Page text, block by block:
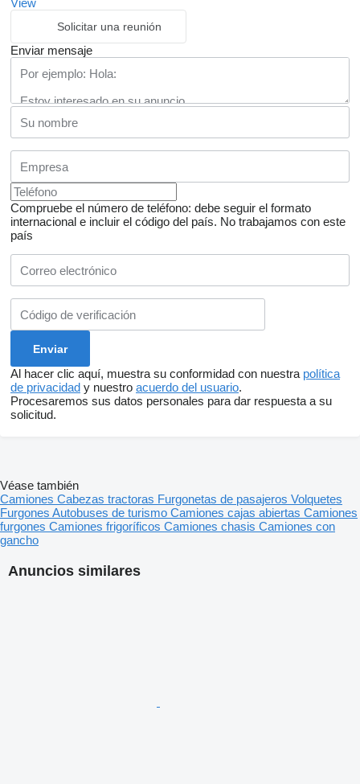
View
Solicitar una reunión
Enviar mensaje
Compruebe el número de teléfono: debe seguir el formato
internacional e incluir el código del país. No trabajamos con este
país
Al hacer clic aquí, muestra su conformidad con nuestra política
de privacidad y nuestro acuerdo del usuario.
Procesaremos sus datos personales para dar respuesta a su
solicitud.
Anuncios similares
Véase también
Camiones Cabezas tractoras Furgonetas de pasajeros Volquetes
Furgones Autobuses de turismo Camiones cajas abiertas Camiones
furgones Camiones frigoríficos Camiones chasis Camiones con
gancho